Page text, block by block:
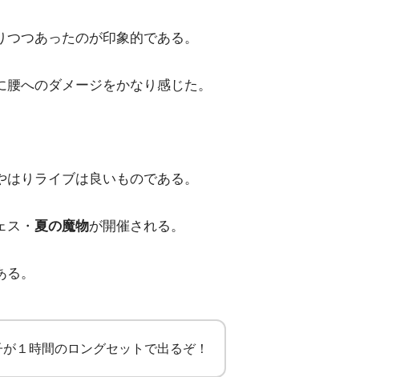
つあったのが印象的である。
へのダメージをかなり感じた。
りライブは良いものである。
・ 夏の魔物が開催される。
。
が１時間のロングセットで出るぞ！